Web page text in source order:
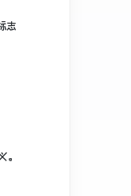
志